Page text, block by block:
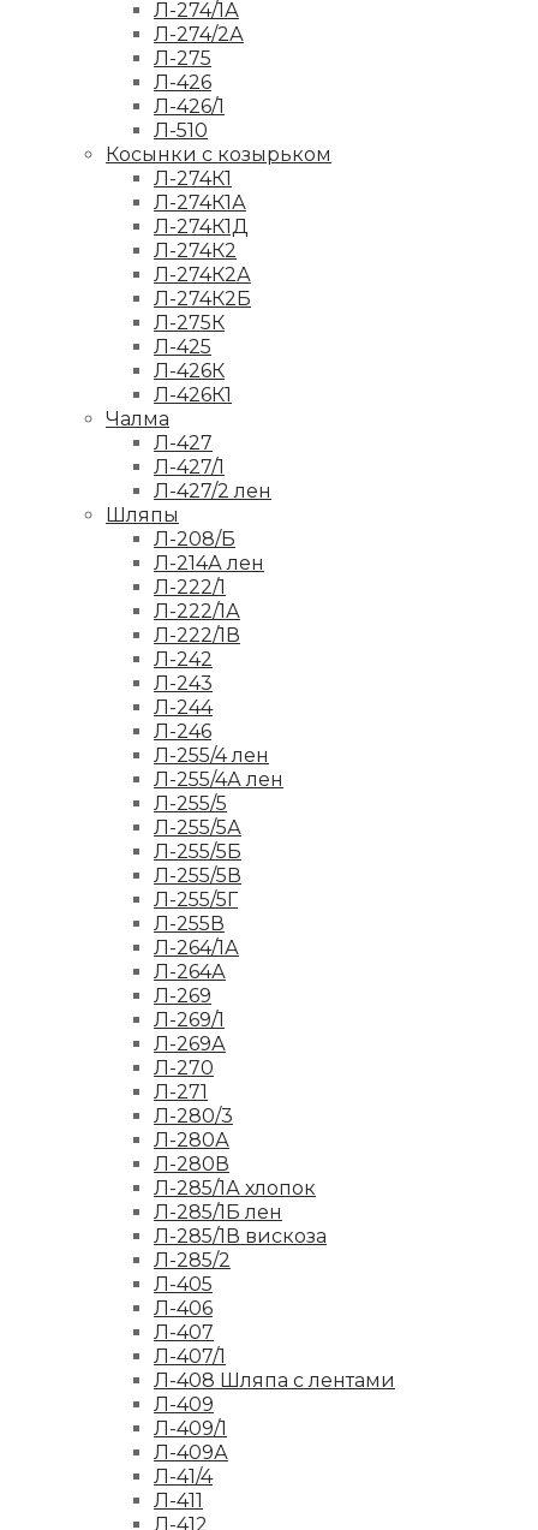
Л-274/1А
Л-274/2А
Л-275
Л-426
Л-426/1
Л-510
Косынки с козырьком
Л-274К1
Л-274К1А
Л-274К1Д
Л-274К2
Л-274К2А
Л-274К2Б
Л-275К
Л-425
Л-426К
Л-426К1
Чалма
Л-427
Л-427/1
Л-427/2 лен
Шляпы
Л-208/Б
Л-214А лен
Л-222/1
Л-222/1А
Л-222/1В
Л-242
Л-243
Л-244
Л-246
Л-255/4 лен
Л-255/4А лен
Л-255/5
Л-255/5А
Л-255/5Б
Л-255/5В
Л-255/5Г
Л-255В
Л-264/1А
Л-264А
Л-269
Л-269/1
Л-269А
Л-270
Л-271
Л-280/3
Л-280А
Л-280В
Л-285/1А хлопок
Л-285/1Б лен
Л-285/1В вискоза
Л-285/2
Л-405
Л-406
Л-407
Л-407/1
Л-408 Шляпа с лентами
Л-409
Л-409/1
Л-409А
Л-41/4
Л-411
Л-412